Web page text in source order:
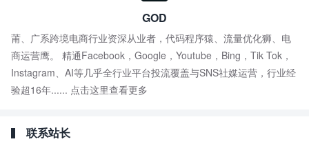
GOD
莆、广系跨境电商行业资深从业者，代码程序猿、流量优化狮、电
商运营鹰。 精通Facebook，Google，Youtube，Bing，Tik Tok，
Instagram、AI等几乎全行业平台投流覆盖与SNS社媒运营，行业经
验超16年...... 点击这里查看更多
联系站长